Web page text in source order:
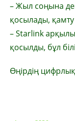
– Жыл соңына
қосылады,
– Starlink
қосылды, бұл
Өңірдің